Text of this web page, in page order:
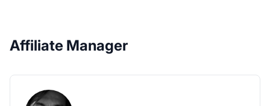
Affiliate Manager